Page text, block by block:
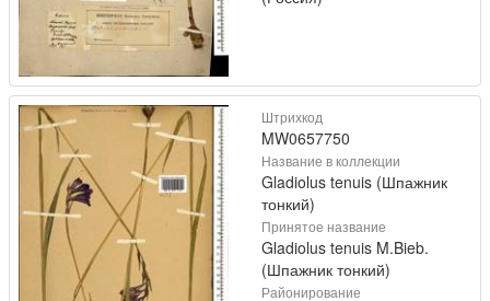
Штрихкод
MW0657750
Название в коллекции
Gladiolus tenuis (Шпажник
тонкий)
Принятое название
Gladiolus tenuis M.Bieb.
(Шпажник тонкий)
Районирование